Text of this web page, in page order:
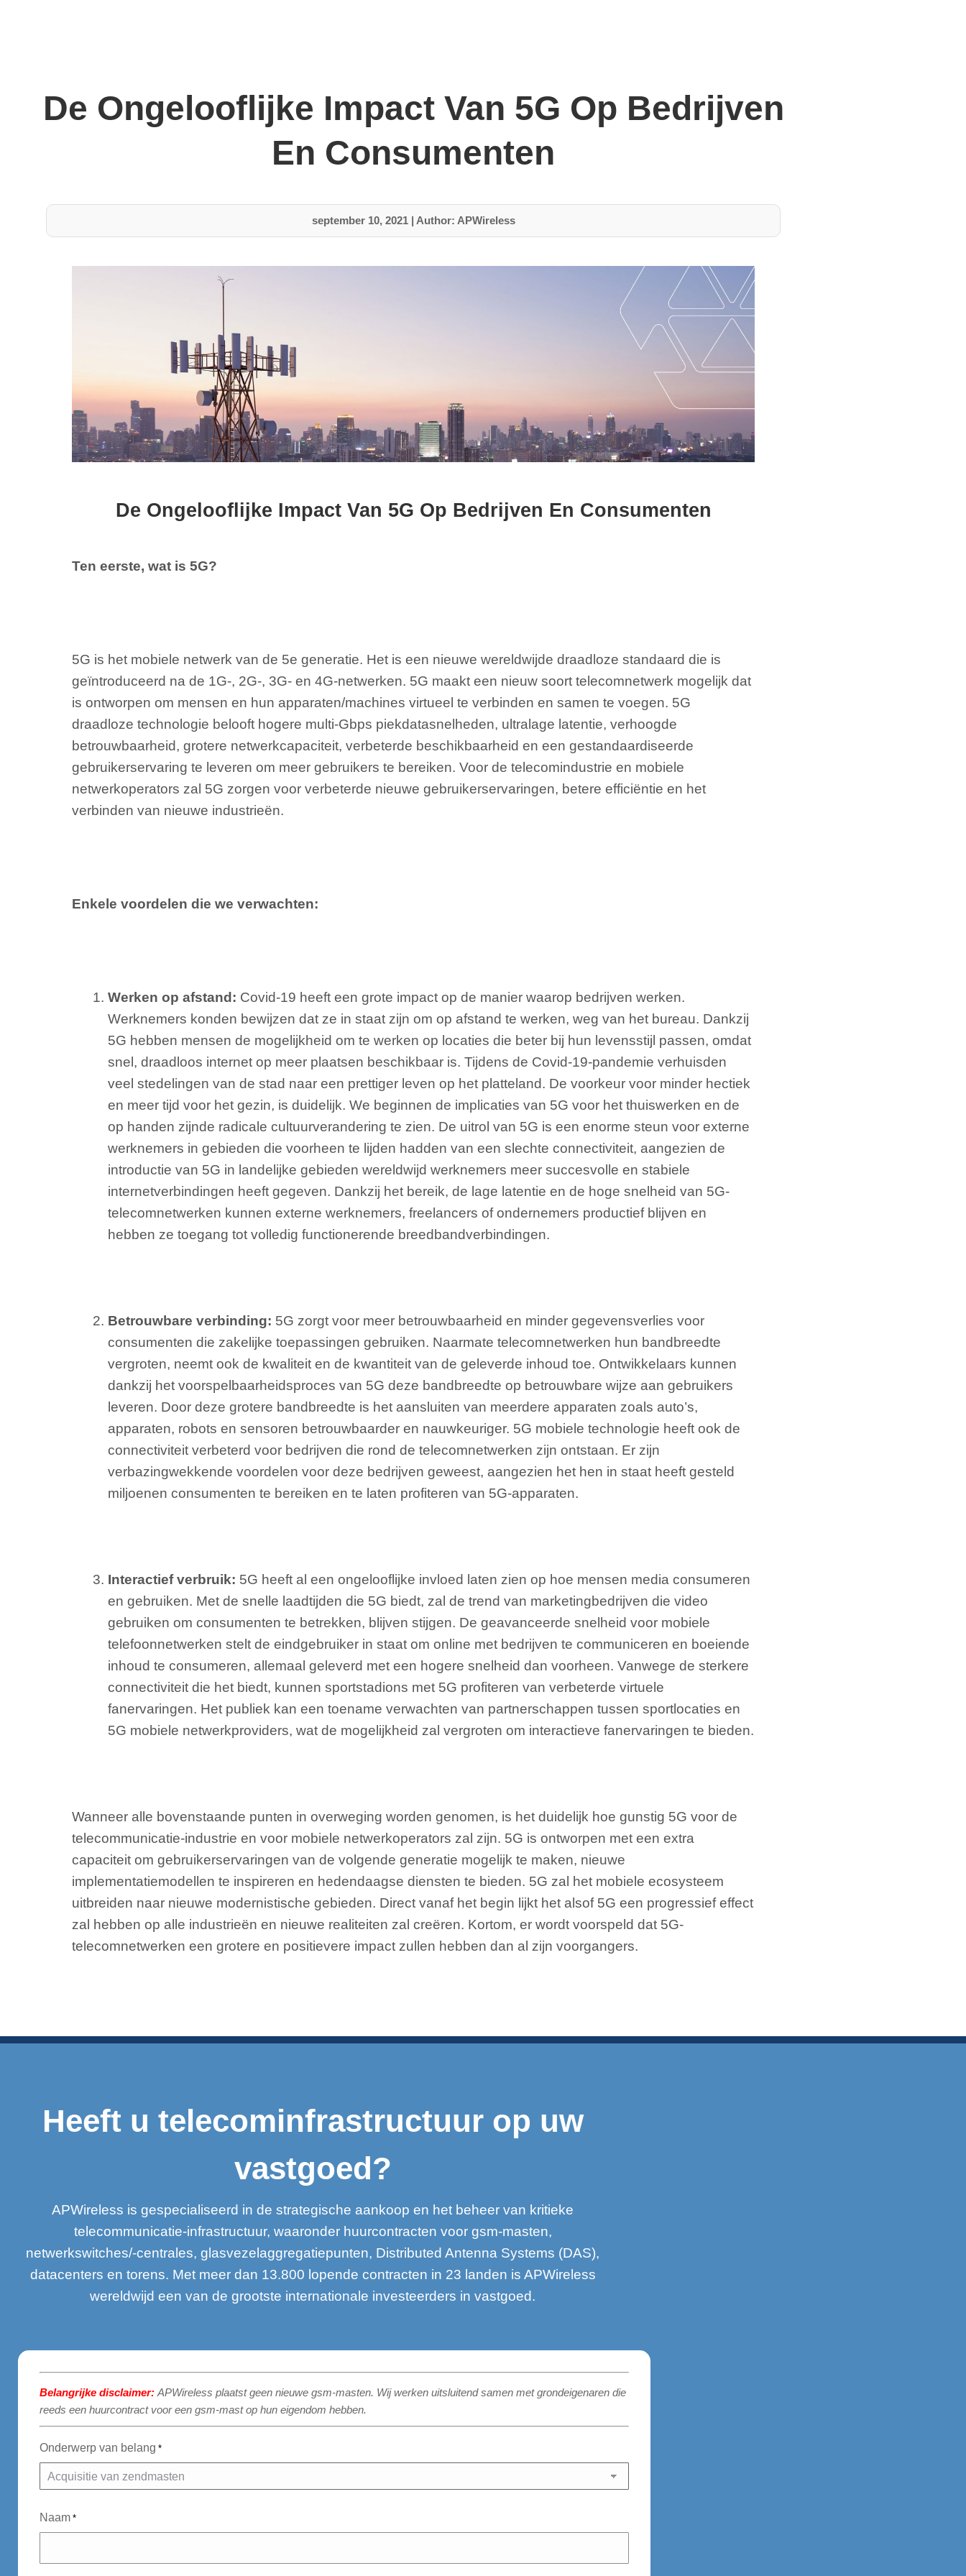
De Ongelooflijke Impact Van 5G Op Bedrijven
En Consumenten
september 10, 2021| Author: APWireless
De Ongelooflijke Impact Van 5G Op Bedrijven En Consumenten
Ten eerste, wat is 5G?
5G is het mobiele netwerk van de 5e generatie. Het is een nieuwe wereldwijde draadloze standaard die is
geïntroduceerd na de 1G-, 2G-, 3G- en 4G-netwerken. 5G maakt een nieuw soort telecomnetwerk mogelijk dat
is ontworpen om mensen en hun apparaten/machines virtueel te verbinden en samen te voegen. 5G
draadloze technologie belooft hogere multi-Gbps piekdatasnelheden, ultralage latentie, verhoogde
betrouwbaarheid, grotere netwerkcapaciteit, verbeterde beschikbaarheid en een gestandaardiseerde
gebruikerservaring te leveren om meer gebruikers te bereiken. Voor de telecomindustrie en mobiele
netwerkoperators zal 5G zorgen voor verbeterde nieuwe gebruikerservaringen, betere efficiëntie en het
verbinden van nieuwe industrieën.
Enkele voordelen die we verwachten:
Werken op afstand: Covid-19 heeft een grote impact op de manier waarop bedrijven werken.
Werknemers konden bewijzen dat ze in staat zijn om op afstand te werken, weg van het bureau. Dankzij
5G hebben mensen de mogelijkheid om te werken op locaties die beter bij hun levensstijl passen, omdat
snel, draadloos internet op meer plaatsen beschikbaar is. Tijdens de Covid-19-pandemie verhuisden
veel stedelingen van de stad naar een prettiger leven op het platteland. De voorkeur voor minder hectiek
en meer tijd voor het gezin, is duidelijk. We beginnen de implicaties van 5G voor het thuiswerken en de
op handen zijnde radicale cultuurverandering te zien. De uitrol van 5G is een enorme steun voor externe
werknemers in gebieden die voorheen te lijden hadden van een slechte connectiviteit, aangezien de
introductie van 5G in landelijke gebieden wereldwijd werknemers meer succesvolle en stabiele
internetverbindingen heeft gegeven. Dankzij het bereik, de lage latentie en de hoge snelheid van 5G-
telecomnetwerken kunnen externe werknemers, freelancers of ondernemers productief blijven en
hebben ze toegang tot volledig functionerende breedbandverbindingen.
Betrouwbare verbinding: 5G zorgt voor meer betrouwbaarheid en minder gegevensverlies voor
consumenten die zakelijke toepassingen gebruiken. Naarmate telecomnetwerken hun bandbreedte
vergroten, neemt ook de kwaliteit en de kwantiteit van de geleverde inhoud toe. Ontwikkelaars kunnen
dankzij het voorspelbaarheidsproces van 5G deze bandbreedte op betrouwbare wijze aan gebruikers
leveren. Door deze grotere bandbreedte is het aansluiten van meerdere apparaten zoals auto’s,
apparaten, robots en sensoren betrouwbaarder en nauwkeuriger. 5G mobiele technologie heeft ook de
connectiviteit verbeterd voor bedrijven die rond de telecomnetwerken zijn ontstaan. Er zijn
verbazingwekkende voordelen voor deze bedrijven geweest, aangezien het hen in staat heeft gesteld
miljoenen consumenten te bereiken en te laten profiteren van 5G-apparaten.
Interactief verbruik: 5G heeft al een ongelooflijke invloed laten zien op hoe mensen media consumeren
en gebruiken. Met de snelle laadtijden die 5G biedt, zal de trend van marketingbedrijven die video
gebruiken om consumenten te betrekken, blijven stijgen. De geavanceerde snelheid voor mobiele
telefoonnetwerken stelt de eindgebruiker in staat om online met bedrijven te communiceren en boeiende
inhoud te consumeren, allemaal geleverd met een hogere snelheid dan voorheen. Vanwege de sterkere
connectiviteit die het biedt, kunnen sportstadions met 5G profiteren van verbeterde virtuele
fanervaringen. Het publiek kan een toename verwachten van partnerschappen tussen sportlocaties en
5G mobiele netwerkproviders, wat de mogelijkheid zal vergroten om interactieve fanervaringen te bieden.
Wanneer alle bovenstaande punten in overweging worden genomen, is het duidelijk hoe gunstig 5G voor de
telecommunicatie-industrie en voor mobiele netwerkoperators zal zijn. 5G is ontworpen met een extra
capaciteit om gebruikerservaringen van de volgende generatie mogelijk te maken, nieuwe
implementatiemodellen te inspireren en hedendaagse diensten te bieden. 5G zal het mobiele ecosysteem
uitbreiden naar nieuwe modernistische gebieden. Direct vanaf het begin lijkt het alsof 5G een progressief effect
zal hebben op alle industrieën en nieuwe realiteiten zal creëren. Kortom, er wordt voorspeld dat 5G-
telecomnetwerken een grotere en positievere impact zullen hebben dan al zijn voorgangers.
Heeft u telecominfrastructuur op uw
vastgoed?
APWireless is gespecialiseerd in de strategische aankoop en het beheer van kritieke
telecommunicatie-infrastructuur, waaronder huurcontracten voor gsm-masten,
netwerkswitches/-centrales, glasvezelaggregatiepunten, Distributed Antenna Systems (DAS),
datacenters en torens. Met meer dan 13.800 lopende contracten in 23 landen is APWireless
wereldwijd een van de grootste internationale investeerders in vastgoed.
Belangrijke disclaimer: APWireless plaatst geen nieuwe gsm-masten. Wij werken uitsluitend samen met grondeigenaren die
reeds een huurcontract voor een gsm-mast op hun eigendom hebben.
Onderwerp van belang *
Naam *